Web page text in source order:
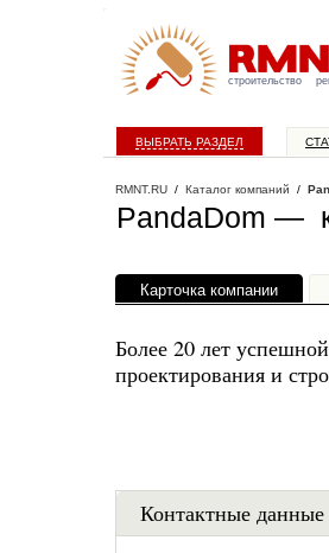
строительство
ВЫБРАТЬ РАЗДЕЛ
RMNT.RU / Каталог компаний /
PandaDom —
Карточка компании
Более 20 лет
проектирования и
Контактные данные